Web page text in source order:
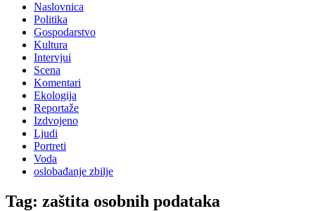
Naslovnica
Politika
Gospodarstvo
Kultura
Intervjui
Scena
Komentari
Ekologija
Reportaže
Izdvojeno
Ljudi
Portreti
Voda
oslobađanje zbilje
Tag: zaštita osobnih podataka